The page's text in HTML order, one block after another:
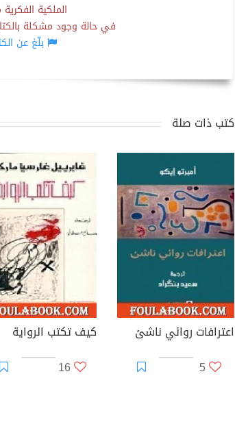
الملكية
في حالة وجود مشكلة
بلّغ عن
كتب ذات صلة
اعترافات روائي ناشئ
5
كيف تكتب الرواية
16